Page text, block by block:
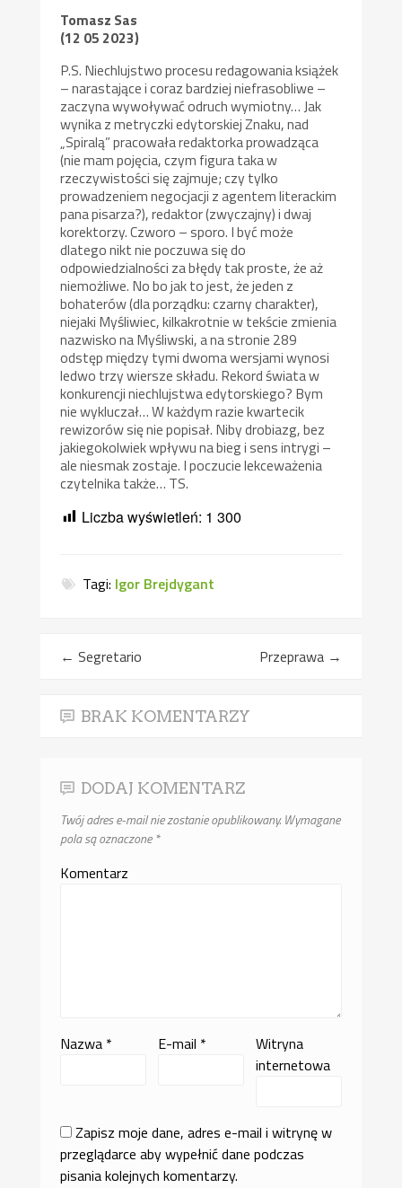
Tomasz Sas
(12 05 2023)
P.S. Niechlujstwo procesu redagowania książek
– narastające i coraz bardziej niefrasobliwe –
zaczyna wywoływać odruch wymiotny… Jak
wynika z metryczki edytorskiej Znaku, nad
„Spiralą” pracowała redaktorka prowadząca
(nie mam pojęcia, czym figura taka w
rzeczywistości się zajmuje; czy tylko
prowadzeniem negocjacji z agentem literackim
pana pisarza?), redaktor (zwyczajny) i dwaj
korektorzy. Czworo – sporo. I być może
dlatego nikt nie poczuwa się do
odpowiedzialności za błędy tak proste, że aż
niemożliwe. No bo jak to jest, że jeden z
bohaterów (dla porządku: czarny charakter),
niejaki Myśliwiec, kilkakrotnie w tekście zmienia
nazwisko na Myśliwski, a na stronie 289
odstęp między tymi dwoma wersjami wynosi
ledwo trzy wiersze składu. Rekord świata w
konkurencji niechlujstwa edytorskiego? Bym
nie wykluczał… W każdym razie kwartecik
rewizorów się nie popisał. Niby drobiazg, bez
jakiegokolwiek wpływu na bieg i sens intrygi –
ale niesmak zostaje. I poczucie lekceważenia
czytelnika także… TS.
Liczba wyświetleń: 1 300
Tagi: Igor Brejdygant
← Segretario Przeprawa →
BRAK KOMENTARZY
DODAJ KOMENTARZ
Twój adres e-mail nie zostanie opublikowany.Wymagane
pola są oznaczone*
Komentarz
Nazwa * E-mail *
Witryna
internetowa
Zapisz moje dane, adres e-mail i witrynę w
przeglądarce aby wypełnić dane podczas
pisania kolejnych komentarzy.